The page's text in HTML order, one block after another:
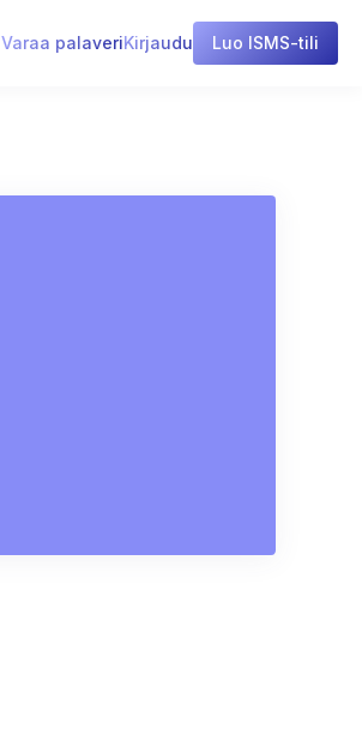
Varaa palaveriKirjaudu Luo ISMS-tili